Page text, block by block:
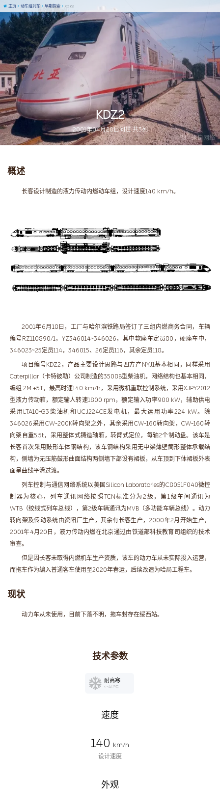
图 / 来自网络
KDZ2
2001年04月20日问世 共3列
主页 动车组列车 早期探索 KDZ2
概述
长客设计制造的液力传动内燃动车组，设计速度140 km/h。
2001年6月18日，工厂与哈尔滨铁路局签订了三组内燃商务合同，车辆
编号RZ110890/1，YZ346014~346026，其中软座车定员80，硬座车中，
346023~25定员114，346015、26定员116，其余定员118。
项目编号KDZ2，产品主要设计思路与四方产NYJ1基本相同，同样采用
Caterpillar（卡特彼勒）公司制造的3508B型柴油机，网络结构也基本相同，
编组 2M +5T，最高时速140 km/h，采用微机重联控制系统，采用XJPY2012
型液力传动箱，额定输人转速1800 rpm，额定输入功率900 kW，辅助供电
采用LTA10-G3柴油机和UCJ224CE发电机，最大运用功率224 kW。除
346026采用CW-200K转向架之外，其余采用CW-160转向架，CW-160转
向架自重5.5t，采用整体式铸造轴箱，转臂式定位，每轴2个制动盘。该车是
长客首次采用鼓形车体钢结构，该车钢结构采用无中梁薄壁筒形整体承载结
构，侧墙为无压筋鼓形曲面结构两侧墙下部设有裙板，从车顶到下体裙板外表
面呈曲线平滑过渡。
列车控制与通信网络系统以美国Silicon Laboratories的C8051F040微控
制器为核心，列车通讯网络按照TCN标准分为2级，第1级车间通讯为
WTB（绞线式列车总线），第2级车辆通讯为MVB（多功能车辆总线）。动力
转向架及传动系统由资阳厂生产，其余有长客生产，2000年2月开始生产，
2001年4月20日，液力传动内燃在北京通过由铁道部科技教育司组织的技术
审查。
但是因长客未取得内燃机车生产资质，该车的动力车从未实际投入运营，
而拖车作为编入普通客车使用至2020年春运，后续改造为哈局工程车。
现状
动力车从未使用，目前下落不明，拖车封存在绥西站。
技术参数
耐高寒
≤-40℃
速度
140 km/h
设计速度
外观